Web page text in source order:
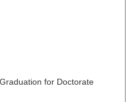
for Doctorate